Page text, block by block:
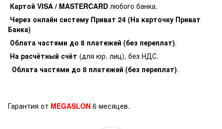
Картой VISA / MASTERCARD любого банка.
Через онлайн систему Приват 24 (На карточку Приват
Банка)
Облата частями до 8 платежей (без переплат).
На расчётный счёт (для юр. лиц), без НДС.
Облата частями до 8 платежей (без переплат).
Гарантия от MEGASLON 6 месяцев.